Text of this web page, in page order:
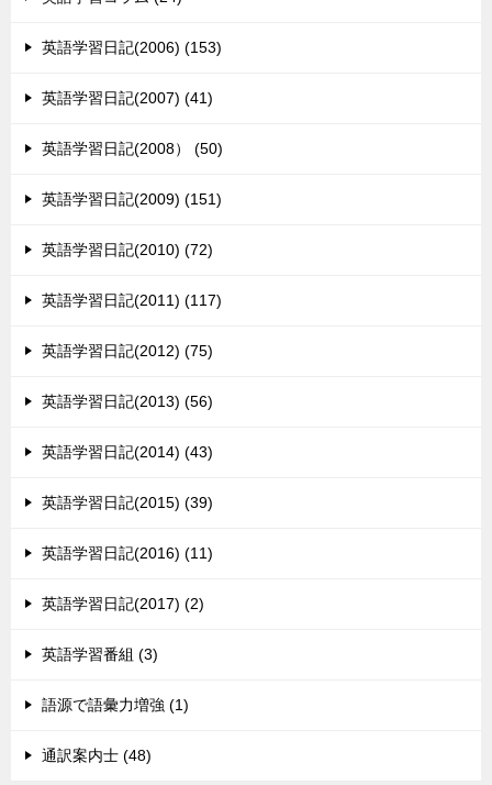
英語学習日記(2006) (153)
英語学習日記(2007) (41)
英語学習日記(2008） (50)
英語学習日記(2009) (151)
英語学習日記(2010) (72)
英語学習日記(2011) (117)
英語学習日記(2012) (75)
英語学習日記(2013) (56)
英語学習日記(2014) (43)
英語学習日記(2015) (39)
英語学習日記(2016) (11)
英語学習日記(2017) (2)
英語学習番組 (3)
語源で語彙力増強 (1)
通訳案内士 (48)